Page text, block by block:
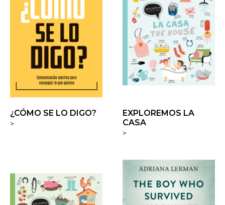
¿CÓMO SE LO DIGO?
>
EXPLOREMOS LA
CASA
>